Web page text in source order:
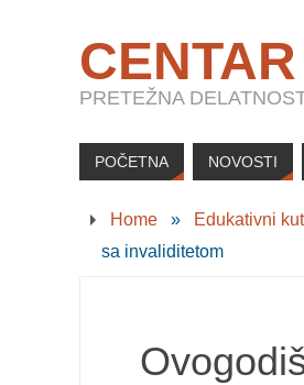
PRETEŽNA
POČETNA NOVOSTI
Home » Edukativni
sa invaliditetom